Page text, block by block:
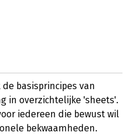
basisprincipes van
in overzichtelijke 'sheets'.
iedereen die bewust wil
bekwaamheden.